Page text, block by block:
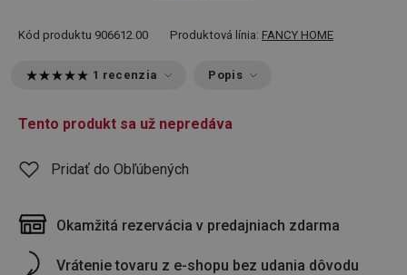
Kód produktu 906612.00 Produktová línia: FANCY HOME
1 recenzia Popis
Tento produkt sa už nepredáva
Pridať do Obľúbených
Okamžitá rezervácia v predajniach zdarma
Vrátenie tovaru z e-shopu bez udania dôvodu